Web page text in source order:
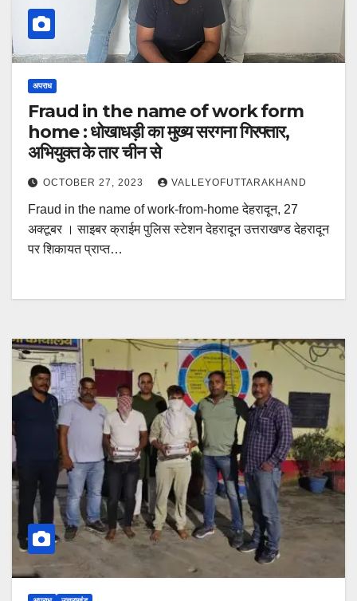
अपराध
Fraud in the name of work form
home : धोखाधड़ी का मुख्य सरगना गिरफ्तार,
अभियुक्त के तार चीन से
OCTOBER 27, 2023 VALLEYOFUTTARAKHAND
Fraud in the name of work-from-home देहरादून, 27
अक्टूबर । साइबर क्राईम पुलिस स्टेशन देहरादून उत्तराखण्ड देहरादून
पर शिकायत प्राप्त…